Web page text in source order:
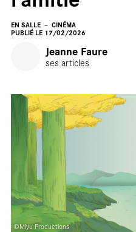
EN SALLE
CINÉMA
PUBLIÉ LE 17/02/2026
Jeanne Faure
ses articles
©Miyu Productions